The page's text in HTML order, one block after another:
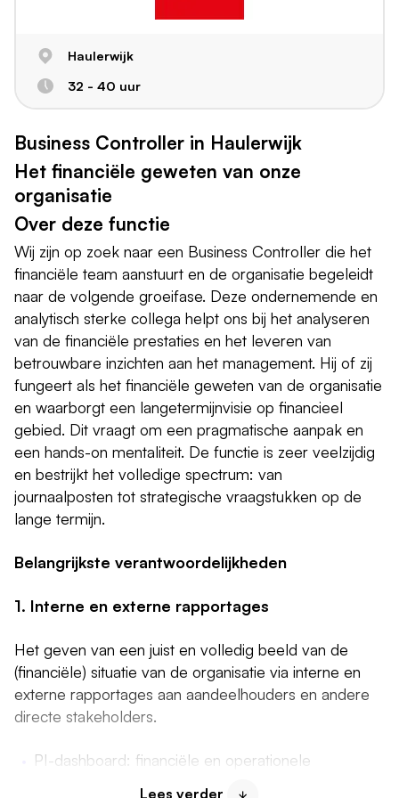
Haulerwijk
32 - 40 uur
Business Controller in Haulerwijk
Het financiële geweten van onze
organisatie
Over deze functie
Wij zijn op zoek naar een Business Controller die het
financiële team aanstuurt en de organisatie begeleidt
naar de volgende groeifase. Deze ondernemende en
analytisch sterke collega helpt ons bij het analyseren
van de financiële prestaties en het leveren van
betrouwbare inzichten aan het management. Hij of zij
fungeert als het financiële geweten van de organisatie
en waarborgt een langetermijnvisie op financieel
gebied. Dit vraagt om een pragmatische aanpak en
een hands-on mentaliteit. De functie is zeer veelzijdig
en bestrijkt het volledige spectrum: van
journaalposten tot strategische vraagstukken op de
lange termijn.
Belangrijkste verantwoordelijkheden
1. Interne en externe rapportages
Het geven van een juist en volledig beeld van de
(financiële) situatie van de organisatie via interne en
externe rapportages aan aandeelhouders en andere
directe stakeholders.
PI-dashboard: financiële en operationele
managementinformatie voor de afdelingen
Lees verder